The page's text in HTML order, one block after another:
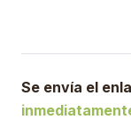
Se envía el